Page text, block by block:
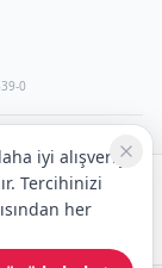
0
iyi alışveriş
Tercihinizi
her